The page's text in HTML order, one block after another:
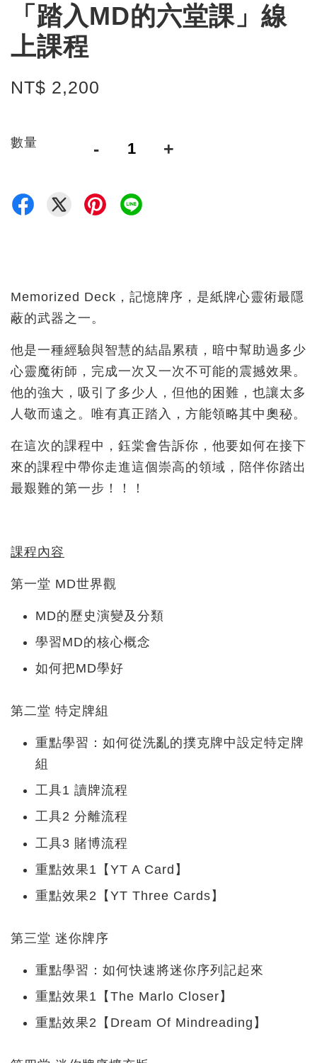
「踏入MD的六堂課」線
上課程
NT$ 2,200
數量 - +
Memorized Deck，記憶牌序，是紙牌心靈術最隱
蔽的武器之一。
他是一種經驗與智慧的結晶累積，暗中幫助過多少
心靈魔術師，完成一次又一次不可能的震撼效果。
他的強大，吸引了多少人，但他的困難，也讓太多
人敬而遠之。唯有真正踏入，方能領略其中奧秘。
在這次的課程中，鈺棠會告訴你，他要如何在接下
來的課程中帶你走進這個崇高的領域，陪伴你踏出
最艱難的第一步！！！
課程內容
第一堂 MD世界觀
MD的歷史演變及分類
學習MD的核心概念
如何把MD學好
第二堂 特定牌組
重點學習：如何從洗亂的撲克牌中設定特定牌
組
工具1 讀牌流程
工具2 分離流程
工具3 賭博流程
重點效果1【YT A Card】
重點效果2【YT Three Cards】
第三堂 迷你牌序
重點學習：如何快速將迷你序列記起來
重點效果1【The Marlo Closer】
重點效果2【Dream Of Mindreading】